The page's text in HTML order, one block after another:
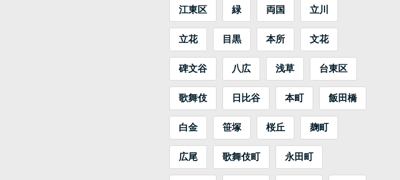
江東区 緑 両国 立川
立花 目黒 本所 文花
碑文谷 八広 浅草 台東区
歌舞伎 日比谷 本町 飯田橋
白金 笹塚 桜丘 麹町
広尾 歌舞伎町 永田町